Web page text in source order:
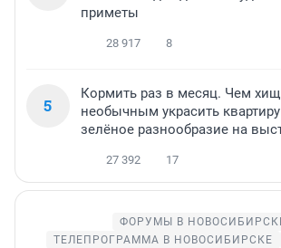
приметы
28 917 8
5
Кормить раз в месяц. Чем
необычным украсить
зелёное разнообразие на
27 392 17
ФОРУМЫ В
ТЕЛЕПРОГРАММА В НОВОСИБИРСКЕ